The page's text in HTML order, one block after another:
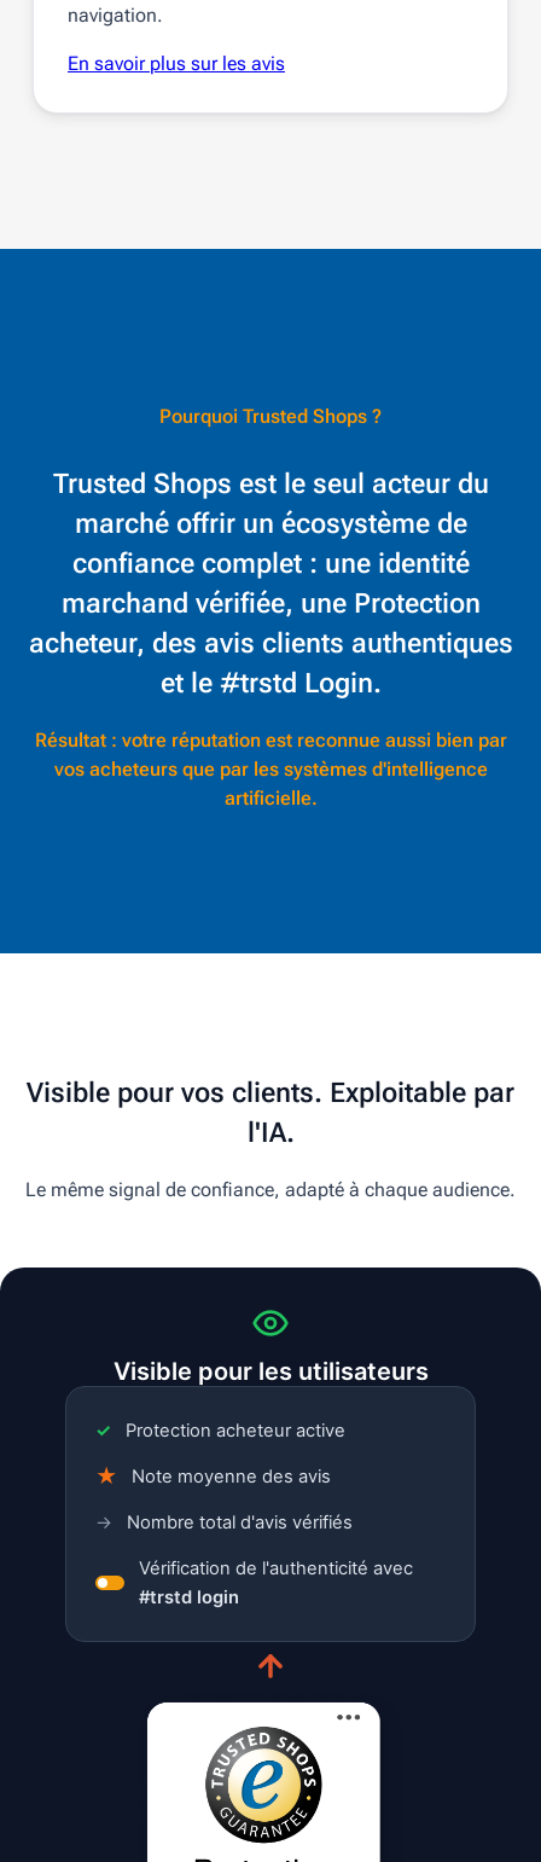
navigation.
En savoir plus sur les avis
Pourquoi Trusted Shops ?
Trusted Shops est le seul acteur du
marché offrir un écosystème de
confiance complet : une identité
marchand vérifiée, une Protection
acheteur, des avis clients authentiques
et le #trstd Login.
Résultat : votre réputation est reconnue aussi bien par
vos acheteurs que par les systèmes d'intelligence
artificielle.
Visible pour vos clients. Exploitable par
l'IA.
Le même signal de confiance, adapté à chaque audience.
Visible pour les utilisateurs
✓ Protection acheteur active
★ Note moyenne des avis
→ Nombre total d'avis vérifiés
Vérification de l'authenticité avec
#trstd login